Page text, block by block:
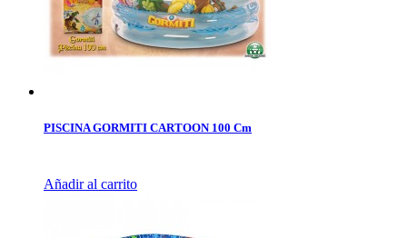
PISCINA GORMITI CARTOON 100 Cm
Añadir al carrito